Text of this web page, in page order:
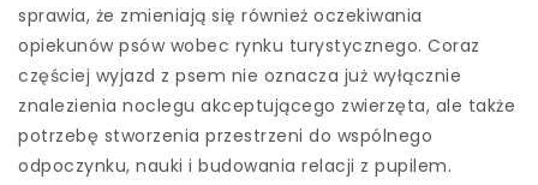
sprawia, że zmieniają się również oczekiwania
opiekunów psów wobec rynku turystycznego. Coraz
częściej wyjazd z psem nie oznacza już wyłącznie
znalezienia noclegu akceptującego zwierzęta, ale także
potrzebę stworzenia przestrzeni do wspólnego
odpoczynku, nauki i budowania relacji z pupilem.